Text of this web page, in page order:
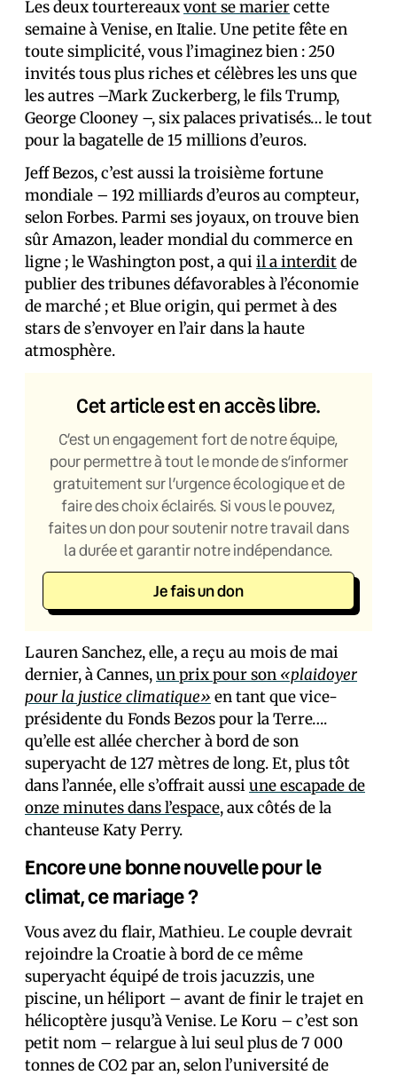
Les deux tourtereauxvont se mariercette
semaine à Venise, en Italie. Une petite fête en
toute simplicité, vous l’imaginez bien : 250
invités tous plus riches et célèbres les uns que
les autres –Mark Zuckerberg, le fils Trump,
George Clooney –, six palaces privatisés… le tout
pour la bagatelle de 15 millions d’euros.
Jeff Bezos, c’est aussi la troisième fortune
mondiale – 192 milliards d’euros au compteur,
selon Forbes. Parmi ses joyaux, on trouve bien
sûr Amazon, leader mondial du commerce en
ligne ; le Washington post, a qui il a interditde
publier des tribunes défavorables à l’économie
de marché ; et Blue origin, qui permet à des
stars de s’envoyer en l’air dans la haute
atmosphère.
Cet article est en accès libre.
C’est un engagement fort de notre équipe,
pour permettre à tout le monde de s’informer
gratuitement sur l’urgence écologique et de
faire des choix éclairés. Si vous le pouvez,
faites un don pour soutenir notre travail dans
la durée et garantir notre indépendance.
Je fais un don
Lauren Sanchez, elle, a reçu au mois de mai
dernier, à Cannes,un prix pour son «plaidoyer
pour la justice climatique» en tant que vice-
présidente du Fonds Bezos pour la Terre….
qu’elle est allée chercher à bord de son
superyacht de 127 mètres de long. Et, plus tôt
dans l’année, elle s’offrait aussi une escapade de
onze minutes dans l’espace, aux côtés de la
chanteuse Katy Perry.
Encore une bonne nouvelle pour le
climat, ce mariage ?
Vous avez du flair, Mathieu. Le couple devrait
rejoindre la Croatie à bord de ce même
superyacht équipé de trois jacuzzis, une
piscine, un héliport – avant de finir le trajet en
hélicoptère jusqu’à Venise. Le Koru – c’est son
petit nom – relargue à lui seul plus de 7 000
tonnes de CO2 par an, selon l’université de